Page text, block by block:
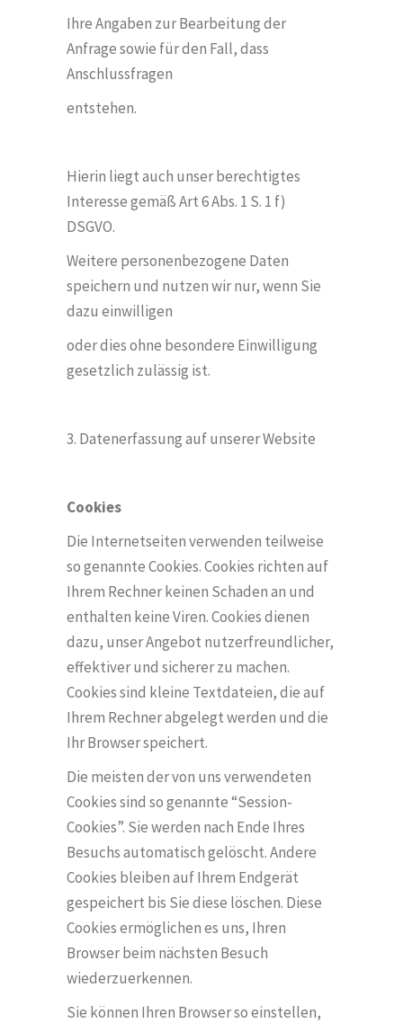
Ihre Angaben zur Bearbeitung der
Anfrage sowie für den Fall, dass
Anschlussfragen
entstehen.
Hierin liegt auch unser berechtigtes
Interesse gemäß Art 6 Abs. 1 S. 1 f)
DSGVO.
Weitere personenbezogene Daten
speichern und nutzen wir nur, wenn Sie
dazu einwilligen
oder dies ohne besondere Einwilligung
gesetzlich zulässig ist.
3. Datenerfassung auf unserer Website
Cookies
Die Internetseiten verwenden teilweise
so genannte Cookies. Cookies richten auf
Ihrem Rechner keinen Schaden an und
enthalten keine Viren. Cookies dienen
dazu, unser Angebot nutzerfreundlicher,
effektiver und sicherer zu machen.
Cookies sind kleine Textdateien, die auf
Ihrem Rechner abgelegt werden und die
Ihr Browser speichert.
Die meisten der von uns verwendeten
Cookies sind so genannte “Session-
Cookies”. Sie werden nach Ende Ihres
Besuchs automatisch gelöscht. Andere
Cookies bleiben auf Ihrem Endgerät
gespeichert bis Sie diese löschen. Diese
Cookies ermöglichen es uns, Ihren
Browser beim nächsten Besuch
wiederzuerkennen.
Sie können Ihren Browser so einstellen,